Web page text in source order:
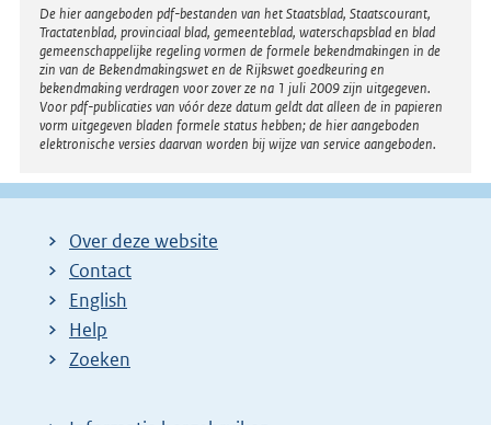
Disclaimer
De hier aangeboden pdf-bestanden van het Staatsblad, Staatscourant,
Tractatenblad, provinciaal blad, gemeenteblad, waterschapsblad en blad
gemeenschappelijke regeling vormen de formele bekendmakingen in de
zin van de Bekendmakingswet en de Rijkswet goedkeuring en
bekendmaking verdragen voor zover ze na 1 juli 2009 zijn uitgegeven.
Voor pdf-publicaties van vóór deze datum geldt dat alleen de in papieren
vorm uitgegeven bladen formele status hebben; de hier aangeboden
elektronische versies daarvan worden bij wijze van service aangeboden.
Over deze website
Contact
English
Help
Zoeken